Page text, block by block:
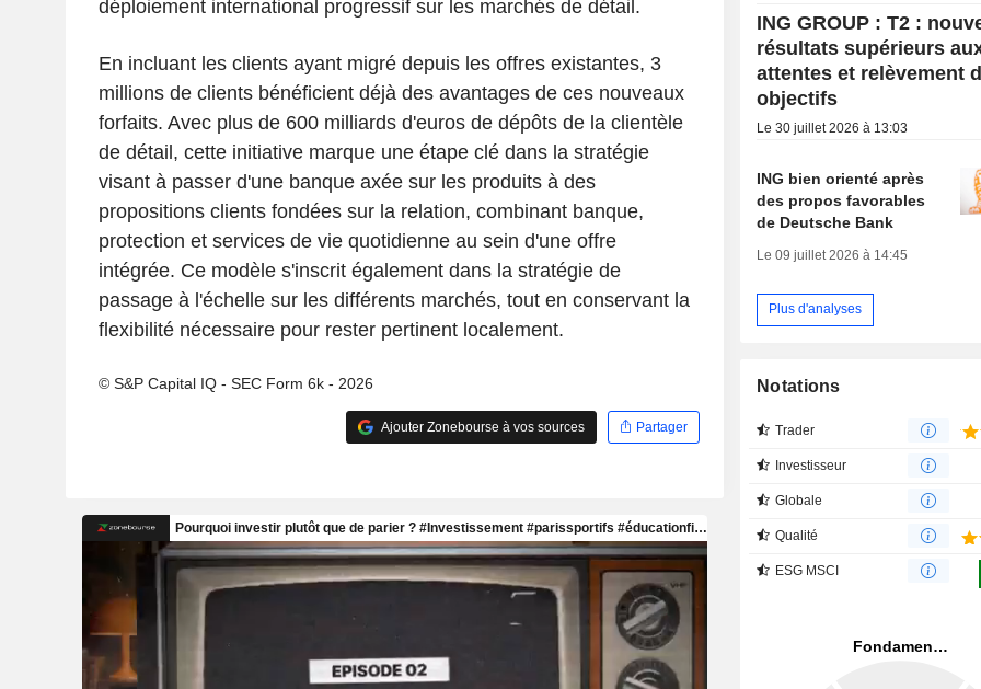
déploiement international progressif sur les marchés de détail.
En incluant les clients ayant migré depuis les offres existantes, 3
millions de clients bénéficient déjà des avantages de ces nouveaux
forfaits. Avec plus de 600 milliards d'euros de dépôts de la clientèle
de détail, cette initiative marque une étape clé dans la stratégie
visant à passer d'une banque axée sur les produits à des
propositions clients fondées sur la relation, combinant banque,
protection et services de vie quotidienne au sein d'une offre
intégrée. Ce modèle s'inscrit également dans la stratégie de
passage à l'échelle sur les différents marchés, tout en conservant la
flexibilité nécessaire pour rester pertinent localement.
© S&P Capital IQ - SEC Form 6k - 2026
Ajouter Zonebourse à vos sources Partager
ING GROUP : T2 :
résultats supérieurs
attentes et relèvement
objectifs
Le 30 juillet 2026 à 13:03
ING bien orienté après
des propos favorables
de Deutsche Bank
Le 09 juillet 2026 à 14:45
Plus d'analyses
Notations
Trader
Investisseur
Globale
Qualité
ESG MSCI